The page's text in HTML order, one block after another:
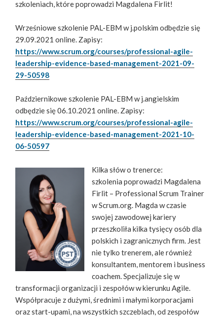
szkoleniach, które poprowadzi Magdalena Firlit!
Wrześniowe szkolenie PAL-EBM w j.polskim odbędzie się
29.09.2021 online. Zapisy:
https://www.scrum.org/courses/professional-agile-
leadership-evidence-based-management-2021-09-
29-50598
Październikowe szkolenie PAL-EBM w j.angielskim
odbędzie się 06.10.2021 online. Zapisy:
https://www.scrum.org/courses/professional-agile-
leadership-evidence-based-management-2021-10-
06-50597
Kilka słów o trenerce:
szkolenia poprowadzi Magdalena
Firlit – Professional Scrum Trainer
w Scrum.org. Magda w czasie
swojej zawodowej kariery
przeszkoliła kilka tysięcy osób dla
polskich i zagranicznych firm. Jest
nie tylko trenerem, ale również
konsultantem, mentorem i business
coachem. Specjalizuje się w
transformacji organizacji i zespołów w kierunku Agile.
Współpracuje z dużymi, średnimi i małymi korporacjami
oraz start-upami, na wszystkich szczeblach, od zespołów